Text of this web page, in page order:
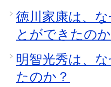
徳川家康は、
とができたのか
明智光秀は、
たのか？